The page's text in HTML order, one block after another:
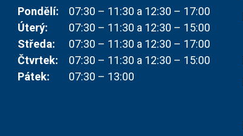
Pondělí:
07:30 – 11:30 a 12:30 – 17:00
Úterý:
07:30 – 11:30 a 12:30 – 15:00
Středa:
07:30 – 11:30 a 12:30 – 17:00
Čtvrtek:
07:30 – 11:30 a 12:30 – 15:00
Pátek:
07:30 – 13:00